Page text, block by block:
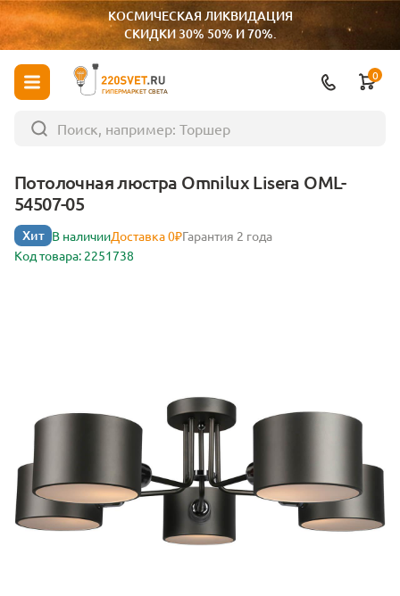
КОСМИЧЕСКАЯ ЛИКВИДАЦИЯ
СКИДКИ 30% 50% И 70%.
ГИПЕРМАРКЕТ СВЕТА
0
Потолочная люстра Omnilux Lisera OML-
54507-05
Хит В наличииДоставка 0₽Гарантия 2 года
Код товара: 2251738